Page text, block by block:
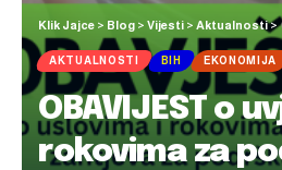
Klik Jajce > Blog > Vijesti > Aktualnosti>
AKTUALNOSTI BIH EKONOMIJA
OBAVIJEST o
rokovima za